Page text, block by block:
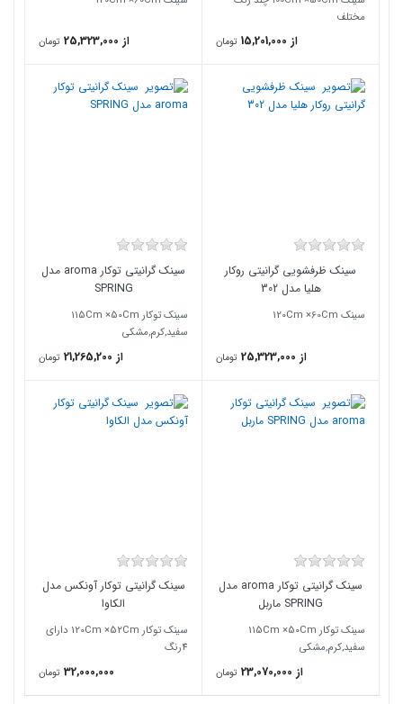
مختلف
از 15,201,000 تومان از 25,323,000 تومان
سینک ظرفشویی گرانیتی روکار
هلیا مدل 302
سینک 120Cm ×60Cm
از 25,323,000 تومان
سینک گرانیتی توکار aroma مدل
SPRING
سینک توکار 115Cm ×50Cm
سفید,کرم,مشکی
از 21,265,200 تومان
سینک گرانیتی توکار aroma مدل
SPRING ماربل
سینک توکار 115Cm ×50Cm
سفید,کرم,مشکی
از 23,070,000 تومان
سینک گرانیتی توکار آونکس مدل
الکاوا
سینک توکار 120Cm ×52Cm دارای
4رنگ
32,000,000 تومان